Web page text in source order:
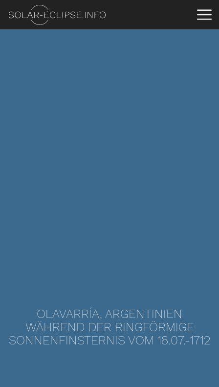
OLAVARRÍA, ARGENTINIEN
WÄHREND DER RINGFÖRMIGE
SONNENFINSTERNIS VOM 18.07.-1712